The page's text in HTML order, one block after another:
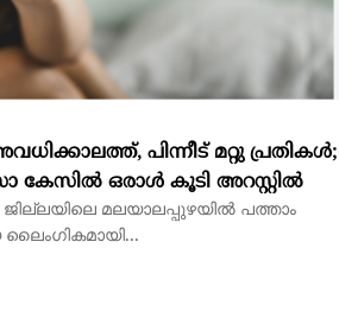
ജില്ലയിലെ മലയാലപ്പുഴയില്‍ പത്താം